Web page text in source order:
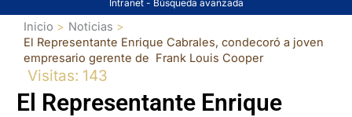
Intranet - Búsqueda avanzada
Inicio
Noticias
El Representante Enrique Cabrales, condecoró a joven
empresario gerente de Frank Louis Cooper
Visitas: 143
El Representante Enrique